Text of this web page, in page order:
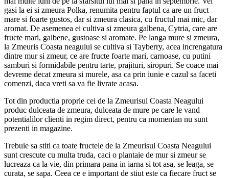
gasi la ei si zmeura Polka, renumita pentru faptul ca are un fruct
mare si foarte gustos, dar si zmeura clasica, cu fructul mai mic, dar
aromat. De asemenea ei cultiva si zmeura galbena, Cytria, care are
fructe mari, galbene, gustoase si aromate. Pe langa mure si zmeura,
la Zmeuris Coasta neagului se cultiva si Tayberry, acea increngatura
dintre mur si zmeur, ce are fructe foarte mari, carnoase, cu putini
samburi si formidabile pentru tarte, prajituri, siropuri. Se coace mai
devreme decat zmeura si murele, asa ca prin iunie e cazul sa faceti
comenzi, daca vreti sa va fie livrate acasa.
Tot din productia proprie cei de la Zmeurisul Coasta Neagului
produc dulceata de zmeura, dulceata de mure pe care le vand
potentialilor clienti in regim direct, pentru ca momentan nu sunt
prezenti in magazine.
Trebuie sa stiti ca toate fructele de la Zmeurisul Coasta Neagului
sunt crescute cu multa truda, caci o plantaie de mur si zmeur se
lucreaza ca la vie, din primara pana in iarna si tot asa, se leaga, se
curata, se sapa. Ceea ce e important de stiut este ca fiecare fruct se